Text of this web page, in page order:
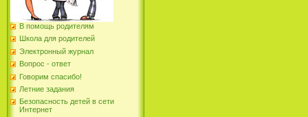
В помощь родителям
Школа для родителей
Электронный журнал
Вопрос - ответ
Говорим спасибо!
Летние задания
Безопасность детей в сети
Интернет